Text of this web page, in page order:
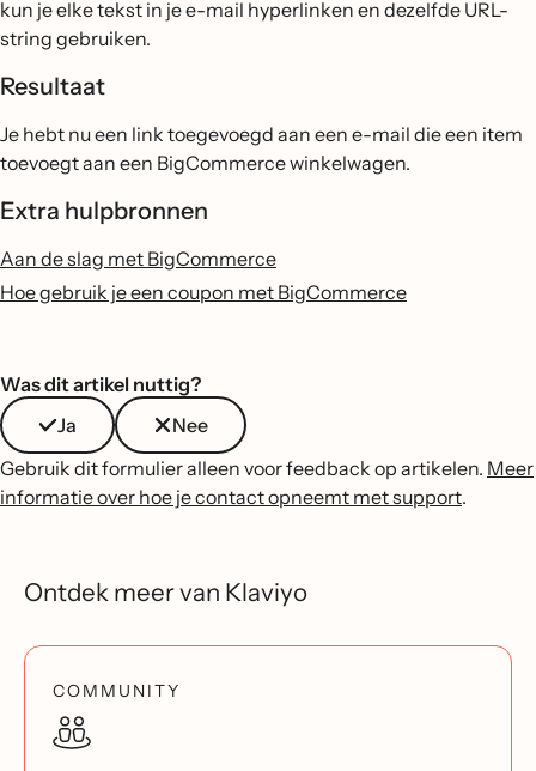
kun je elke tekst in je e-mail hyperlinken en dezelfde URL-
string gebruiken.
Resultaat
Je hebt nu een link toegevoegd aan een e-mail die een item
toevoegt aan een BigCommerce winkelwagen.
Extra hulpbronnen
Aan de slag met BigCommerce
Hoe gebruik je een coupon met BigCommerce
Was dit artikel nuttig?
Ja
Nee
Gebruik dit formulier alleen voor feedback op artikelen. Meer
informatie over hoe je contact opneemt met support.
Ontdek meer van Klaviyo
COMMUNITY